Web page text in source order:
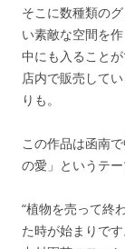
そこに数種類の
い素敵な空間を作
中にも入ること
店内で販売して
りも。
この作品は函南
の愛」というテー
“植物を売って終
た時が始まりです